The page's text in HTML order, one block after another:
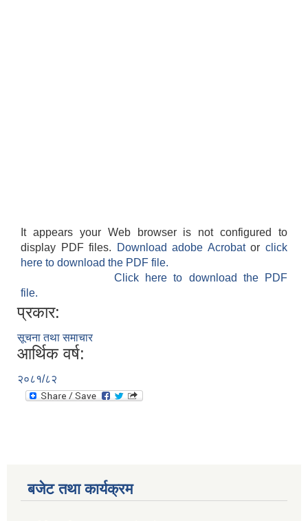
It appears your Web browser is not configured to
display PDF files.
Download adobe Acrobatorclick
here to download the PDF file.
Click here to download the PDF
file.
प्रकार:
सूचना तथा समाचार
आर्थिक वर्ष:
२०८१/८२
बजेट तथा कार्यक्रम